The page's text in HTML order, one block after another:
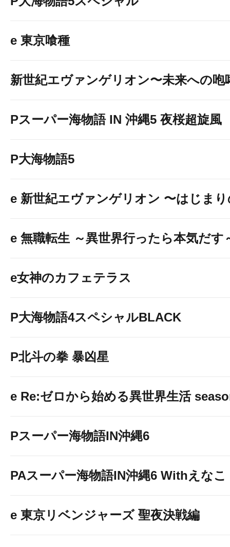
e 東京喰種
新世紀エヴァンゲリオン〜未来への咆
Pスーパー海物語 IN 沖縄5 夜桜超旋風
P大海物語5
e 新世紀エヴァンゲリオン 〜はじま
e 無職転生 ～異世界行ったら本気だす
e女神のカフェテラス
P大海物語4スペシャルBLACK
P北斗の拳 暴凶星
e Re:ゼロから始める異世界生活
Pスーパー海物語IN沖縄6
PAスーパー海物語IN沖縄6 Withえなこ
e 東京リベンジャーズ 聖夜決戦編